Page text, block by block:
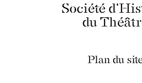
Société
du
Plan du